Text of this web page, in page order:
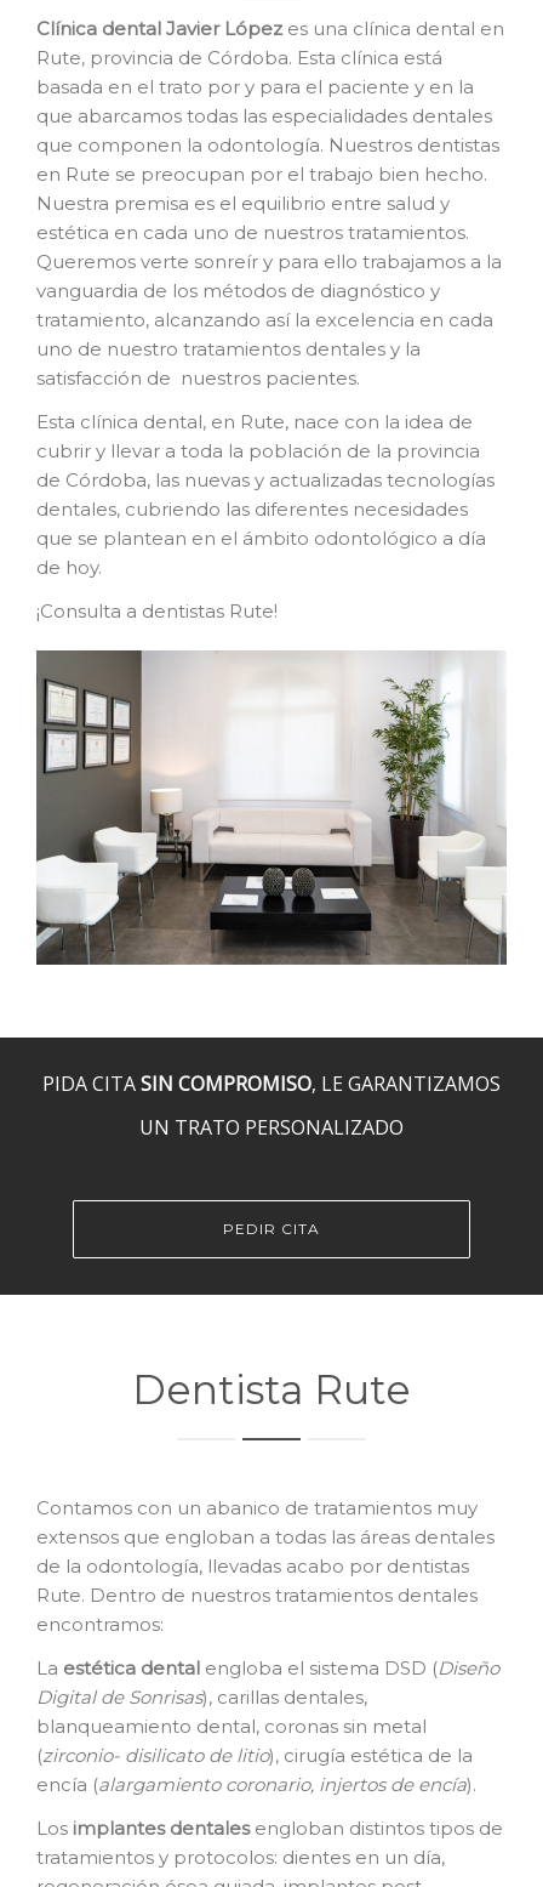
Clínica dental Javier Lópezes una clínica dental en
Rute, provincia de Córdoba. Esta clínica está
basada en el trato por y para el paciente y en la
que abarcamos todas las especialidades dentales
que componen la odontología. Nuestros dentistas
en Rute se preocupan por el trabajo bien hecho.
Nuestra premisa es el equilibrio entre salud y
estética en cada uno de nuestros tratamientos.
Queremos verte sonreír y para ello trabajamos a la
vanguardia de los métodos de diagnóstico y
tratamiento, alcanzando así la excelencia en cada
uno de nuestro tratamientos dentales y la
satisfacción de nuestros pacientes.
Esta clínica dental, en Rute, nace con la idea de
cubrir y llevar a toda la población de la provincia
de Córdoba, las nuevas y actualizadas tecnologías
dentales, cubriendo las diferentes necesidades
que se plantean en el ámbito odontológico a día
de hoy.
¡Consulta a dentistas Rute!
PIDA CITASIN COMPROMISO, LE GARANTIZAMOS
UN TRATO PERSONALIZADO
PEDIR CITA
Dentista Rute
Contamos con un abanico de tratamientos muy
extensos que engloban a todas las áreas dentales
de la odontología, llevadas acabo por dentistas
Rute. Dentro de nuestros tratamientos dentales
encontramos:
La estética dental engloba el sistema DSD (Diseño
Digital de Sonrisas), carillas dentales,
blanqueamiento dental, coronas sin metal
(zirconio- disilicato de litio), cirugía estética de la
encía (alargamiento coronario, injertos de encía).
Los implantes dentalesengloban distintos tipos de
tratamientos y protocolos: dientes en un día,